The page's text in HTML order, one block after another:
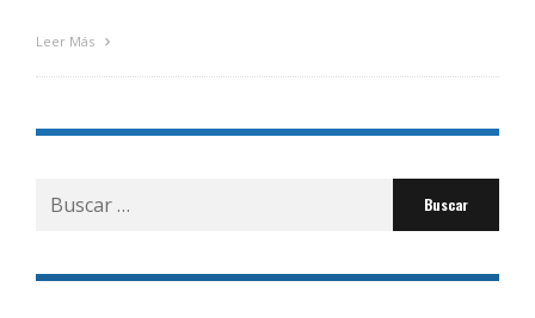
Leer Más
Buscar
por: